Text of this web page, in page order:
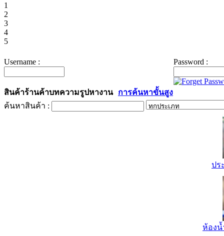
1
2
3
4
5
Username : Password :
สินค้าร้านค้าบทความรูปหางาน
การค้นหาขั้นสูง
ค้นหาสินค้า :
ปร
ห้องน้